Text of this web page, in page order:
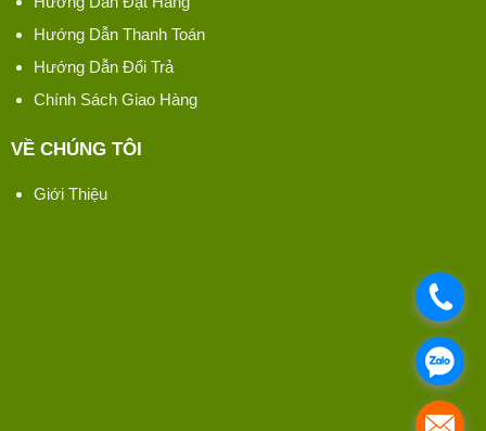
Hướng Dẫn Thanh Toán
Hướng Dẫn Đổi Trả
Chính Sách Giao Hàng
VỀ CHÚNG TÔI
Giới Thiệu
.
.
.